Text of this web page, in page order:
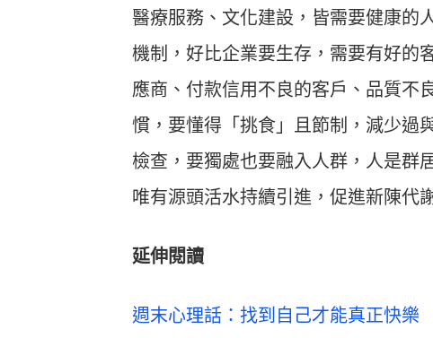
醫療服務、文化建設，皆需要健康的
機制，好比企業要生存，需要有好的
應商、付款信用不良的客戶、品質不
慣，要懂得「挑食」且節制，減少過
檢查，要獨處也要融入人群，人是群
唯有源頭活水持續引進，促進新陳代
延伸閱讀
週末心理話：找到自己才能真正快